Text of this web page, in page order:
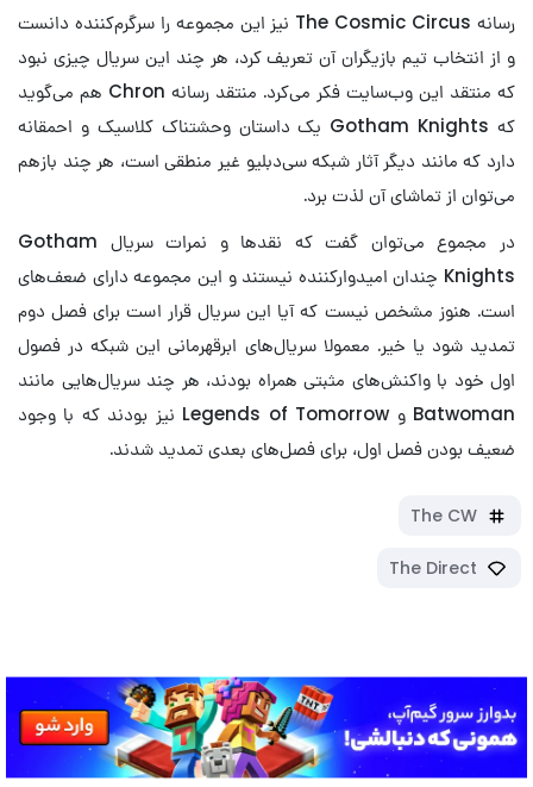
رسانه The Cosmic Circus نیز این مجموعه را سرگرم‌کننده دانست
و از انتخاب تیم بازیگران آن تعریف کرد، هر چند این سریال چیزی نبود
که منتقد این وب‌سایت فکر می‌کرد. منتقد رسانه Chron هم می‌گوید
که Gotham Knights یک داستان وحشتناک کلاسیک و احمقانه
دارد که مانند دیگر آثار شبکه سی‌دبلیو غیر منطقی است، هر چند بازهم
می‌توان از تماشای آن لذت برد.
در مجموع می‌توان گفت که نقدها و نمرات سریال Gotham
Knights چندان امیدوارکننده نیستند و این مجموعه دارای ضعف‌های
است. هنوز مشخص نیست که آیا این سریال قرار است برای فصل دوم
تمدید شود یا خیر. معمولا سریال‌های ابرقهرمانی این شبکه در فصول
اول خود با واکنش‌های مثبتی همراه بودند، هر چند سریال‌هایی مانند
Batwoman و Legends of Tomorrow نیز بودند که با وجود
ضعیف بودن فصل اول، برای فصل‌های بعدی تمدید شدند.
The CW
The Direct